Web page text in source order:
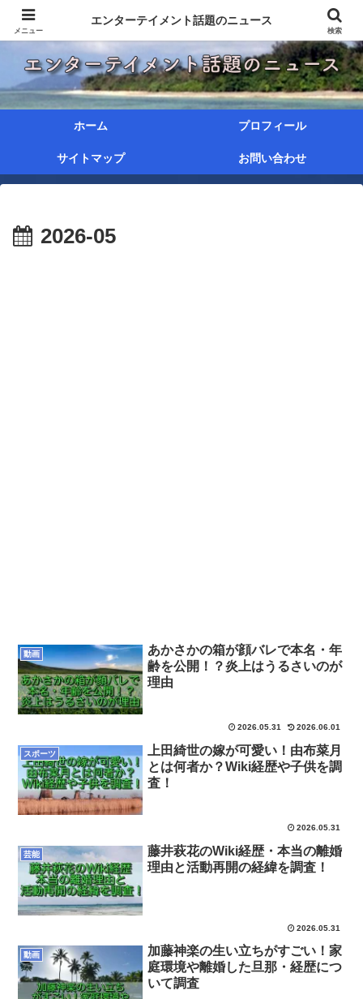
ホーム プロフィール
サイトマップ お問い合わせ
2026-05
動画
あかさかの箱が顔バレで本名・年
齢を公開！？炎上はうるさいのが
理由
2026.05.31 2026.06.01
スポーツ
上田綺世の嫁が可愛い！由布菜月
とは何者か？Wiki経歴や子供を調
査！
2026.05.31
芸能
藤井萩花のWiki経歴・本当の離婚
理由と活動再開の経緯を調査！
2026.05.31
動画
加藤神楽の生い立ちがすごい！家
庭環境や離婚した旦那・経歴につ
いて調査
メニュー
エンターテイメント話題のニュース
検索